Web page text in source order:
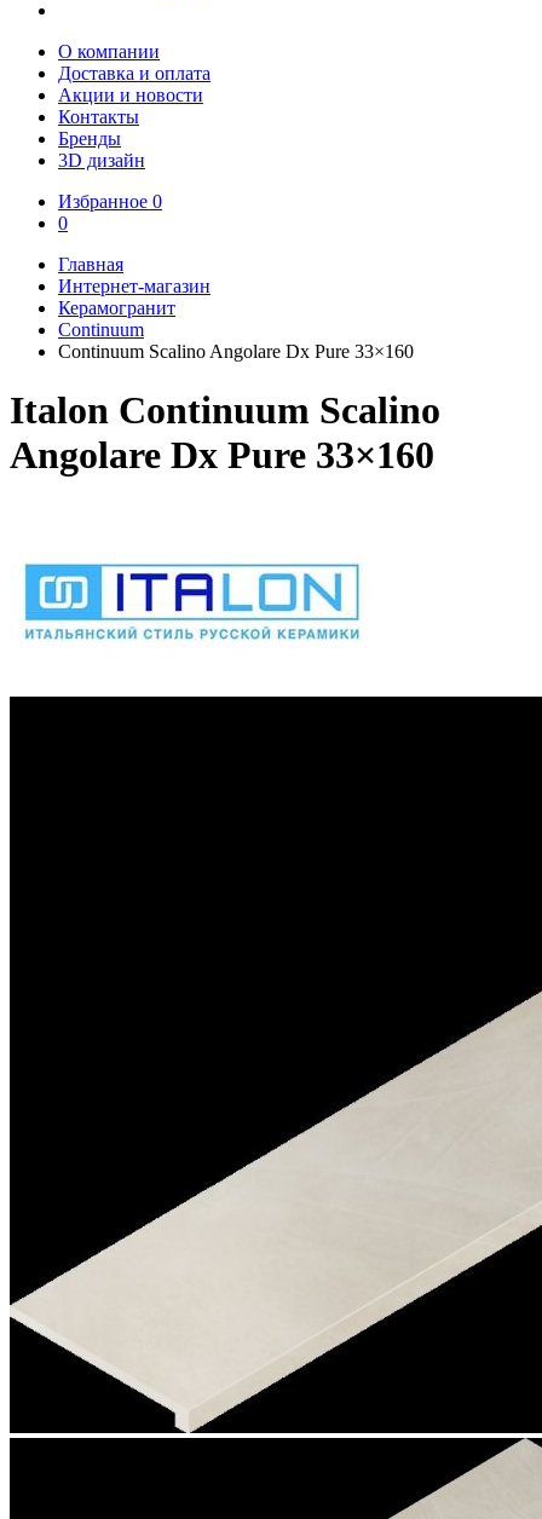
О компании
Доставка и оплата
Акции и новости
Контакты
Бренды
3D дизайн
Избранное 0
0
Главная
Интернет-магазин
Керамогранит
Continuum
Continuum Scalino Angolare Dx Pure 33×160
Italon Continuum Scalino
Angolare Dx Pure 33×160